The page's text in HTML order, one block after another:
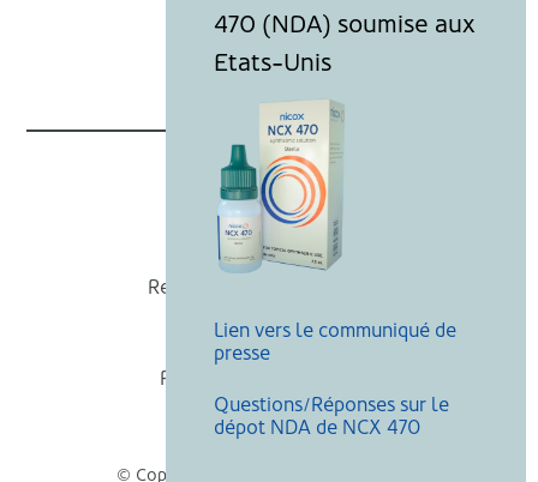
Nicox
Recevoir nos actualités
Mentions légales
Politique de cookies
Recherche
© Copyright Nicox, Tous droits réservés
Lien vers le communiqué de
presse
Questions/Réponses sur le
dépot NDA de NCX 470